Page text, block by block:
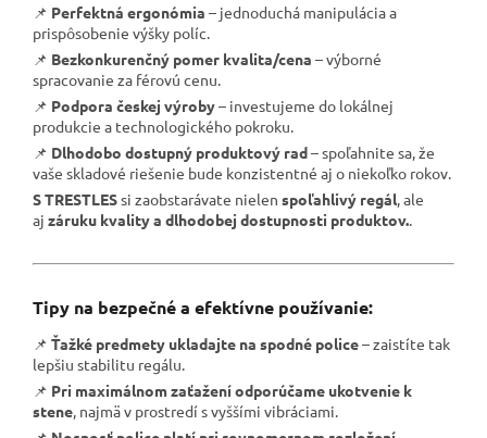
📌 Perfektná ergonómia – jednoduchá manipulácia a
prispôsobenie výšky políc.
📌 Bezkonkurenčný pomer kvalita/cena – výborné
spracovanie za férovú cenu.
📌 Podpora českej výroby– investujeme do lokálnej
produkcie a technologického pokroku.
📌 Dlhodobo dostupný produktový rad– spoľahnite sa, že
vaše skladové riešenie bude konzistentné aj o niekoľko rokov.
S TRESTLESsi zaobstarávate nielen spoľahlivý regál , ale
aj záruku kvality a dlhodobej dostupnosti produktov.
Tipy na bezpečné a efektívne používanie:
📌 Ťažké predmety ukladajte na spodné police– zaistíte tak
lepšiu stabilitu regálu.
📌 Pri maximálnom zaťažení odporúčame ukotvenie k
stene , najmä v prostredí s vyššími vibráciami.